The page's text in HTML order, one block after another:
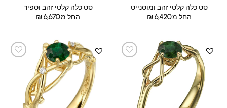
סט כלה קלטי זהב ומוסנייט
החל מ:
₪6,420
סט כלה קלטי זהב וספיר
החל מ:
₪6,670